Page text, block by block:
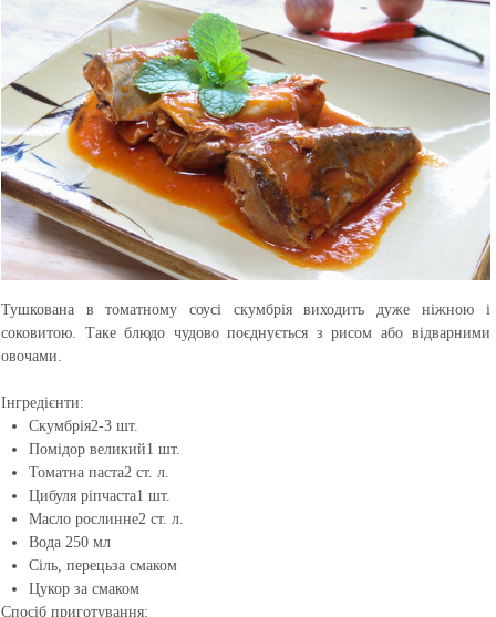
Тушкована в томатному соусі скумбрія виходить дуже ніжною і
соковитою. Таке блюдо чудово поєднується з рисом або відварними
овочами.
Інгредієнти:
Скумбрія2-3 шт.
Помідор великий1 шт.
Томатна паста2 ст. л.
Цибуля ріпчаста1 шт.
Масло рослинне2 ст. л.
Вода 250 мл
Сіль, перецьза смаком
Цукор за смаком
Спосіб приготування: